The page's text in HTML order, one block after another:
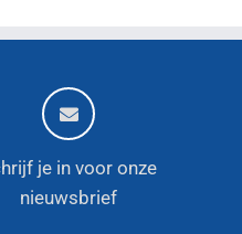
je in voor onze
nieuwsbrief